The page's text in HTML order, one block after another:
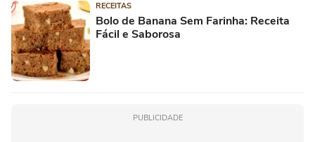
RECEITAS
Bolo de Banana Sem Farinha: Receita
Fácil e Saborosa
PUBLICIDADE